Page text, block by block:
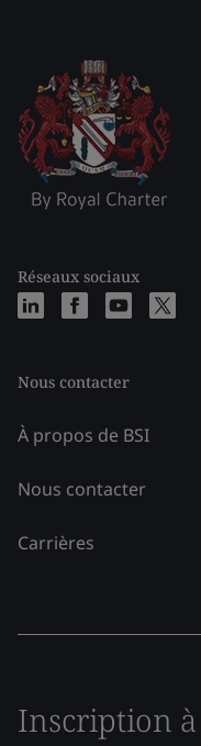
Réseaux sociaux
Nous contacter
À propos de BSI
Nous contacter
Carrières
Inscription